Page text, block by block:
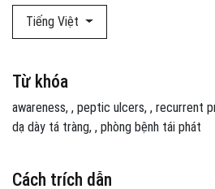
Tiếng Việt
Cách trích dẫn
Từ khóa
awareness , peptic ulcers , recurrent
dạ dày tá tràng , phòng bệnh tái phát